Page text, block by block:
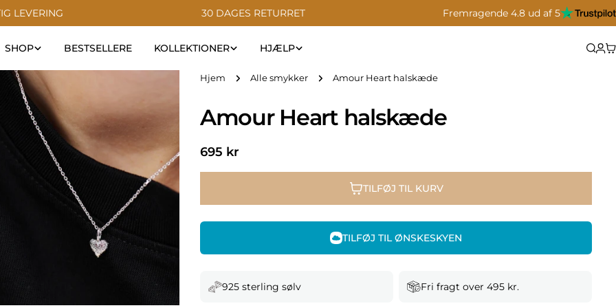
LEVERING 30 DAGES RETURRET Fremragende 4.8 ud af 5
SHOP BESTSELLERE KOLLEKTIONER HJÆLP
Hjem Alle smykker Amour Heart halskæde
Amour Heart halskæde
Normal
pris
695 kr
TILFØJ TIL KURV
TILFØJ TIL ØNSKESKYEN
925 sterling sølv Fri fragt over 495 kr.